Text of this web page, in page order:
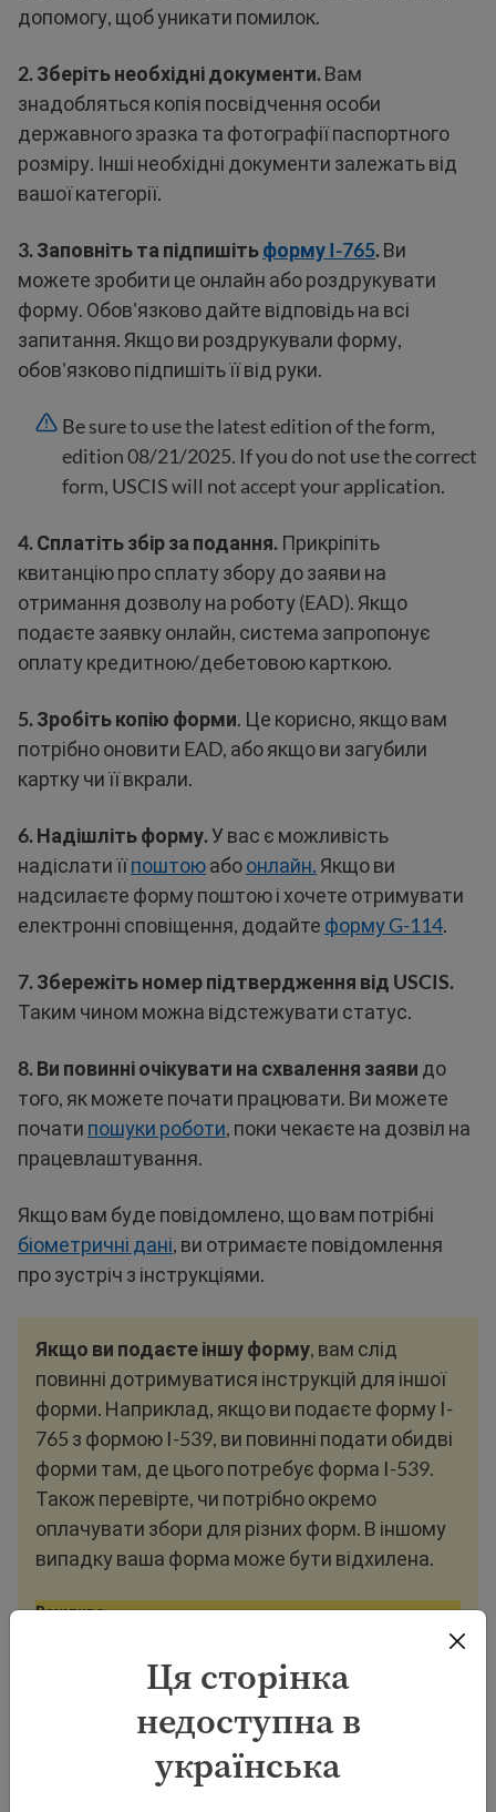
Ця сторінка
недоступна в
українська
допомогу, щоб уникати помилок.
2.Зберіть необхідні документи.Вам
знадобляться копія посвідчення особи
державного зразка та фотографії паспортного
розміру. Інші необхідні документи залежать від
вашої категорії.
3.Заповніть та підпишітьформу I-765.Ви
можете зробити це онлайн або роздрукувати
форму. Обов'язково дайте відповідь на всі
запитання. Якщо ви роздрукували форму,
обов'язково підпишіть її від руки.
Be sure to use the latest edition of the form,
edition 08/21/2025. If you do not use the correct
form, USCIS will not accept your application.
4.Сплатіть збір за подання. Прикріпіть
квитанцію про сплату збору до заяви на
отримання дозволу на роботу (EAD). Якщо
подаєте заявку онлайн, система запропонує
оплату кредитною/дебетовою карткою.
5.Зробіть копію форми. Це корисно, якщо вам
потрібно оновити EAD, або якщо ви загубили
картку чи її вкрали.
6.Надішліть форму.У вас є можливість
надіслати їїпоштоюабоонлайн. Якщо ви
надсилаєте форму поштою і хочете отримувати
електронні сповіщення, додайте форму G-114.
7. Збережіть номер підтвердження від USCIS.
Таким чином можна відстежувати статус.
8. Ви повинні очікувати на схвалення заяви до
того, як можете почати працювати. Ви можете
почати пошуки роботи, поки чекаєте на дозвіл на
працевлаштування.
Якщо вам буде повідомлено, що вам потрібні
біометричні дані, ви отримаєте повідомлення
про зустріч з інструкціями.
Якщо ви подаєте іншу форму, вам слід
повинні дотримуватися інструкцій для іншої
форми. Наприклад, якщо ви подаєте форму I-
765 з формою I-539, ви повинні подати обидві
форми там, де цього потребує форма I-539.
Також перевірте, чи потрібно окремо
оплачувати збори для різних форм. В іншому
випадку ваша форма може бути відхилена.
Важливо
Збори за отримання дозволу на
USCIS fee calculator